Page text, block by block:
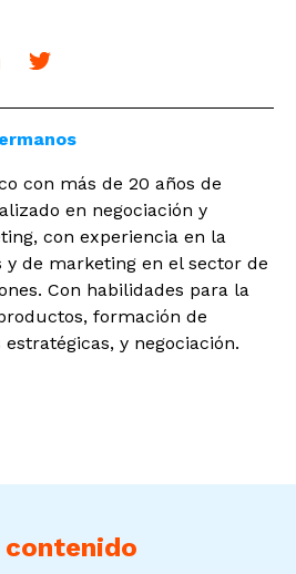
con más de 20 años de
en negociación y
con experiencia en la
y de marketing en el sector de
Con habilidades para la
formación de
y negociación.
contenido